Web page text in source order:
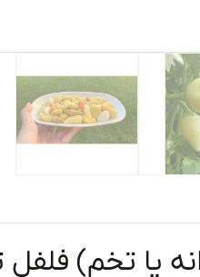
یا تخم) فلفل